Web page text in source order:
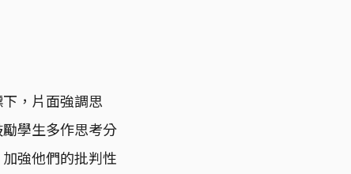
，片面強調思
學生多作思考分
強他們的批判性